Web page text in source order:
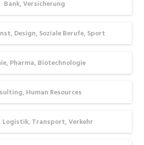
Umgebung.
Entscheidung
schwarz‑weiß
. Sie hängt
von
Lebensphase,
und
Wer diese
kennt, kann
nach einem
Arbeitsplatz
nicht nur
sondern
Bank, Versicherung
Design, Soziale Berufe, Sport
Pharma, Biotechnologie
Human Resources
Logistik, Transport, Verkehr